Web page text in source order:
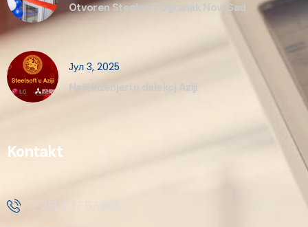
Otvoren Steelsoft Ogranak Novi Sad
Јул 3, 2025
Naši inženjeri u dalekoj Aziji
Kontakt
+ 381 11 37 57 555